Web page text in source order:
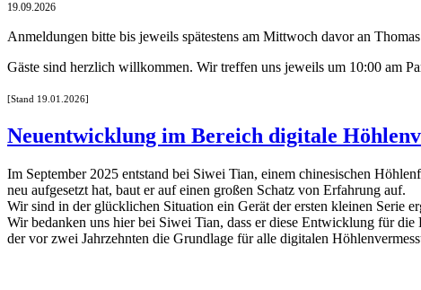
19.09.2026
Anmeldungen bitte bis jeweils spätestens am Mittwoch davor an
Gäste sind herzlich willkommen. Wir treffen uns jeweils um 10:00 am
[Stand 19.01.2026]
Neuentwicklung im Bereich digitale
Im September 2025 entstand bei Siwei Tian, einem chinesischen
neu aufgesetzt hat, baut er auf einen großen Schatz von Erfahrung auf.
Wir sind in der glücklichen Situation ein Gerät der ersten kleinen Serie
Wir bedanken uns hier bei Siwei Tian, dass er diese Entwicklung für
der vor zwei Jahrzehnten die Grundlage für alle digitalen